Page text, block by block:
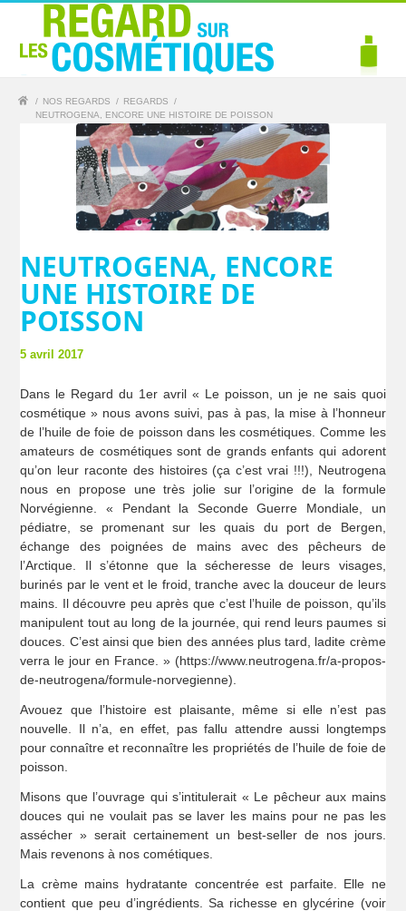
/ NOS REGARDS / REGARDS
/
NEUTROGENA, ENCORE UNE HISTOIRE DE POISSON
NEUTROGENA, ENCORE
UNE HISTOIRE DE
POISSON
5 avril 2017
Dans le Regard du 1er avril « Le poisson, un je ne sais quoi
cosmétique » nous avons suivi, pas à pas, la mise à l’honneur
de l’huile de foie de poisson dans les cosmétiques. Comme les
amateurs de cosmétiques sont de grands enfants qui adorent
qu’on leur raconte des histoires (ça c’est vrai !!!), Neutrogena
nous en propose une très jolie sur l’origine de la formule
Norvégienne. « Pendant la Seconde Guerre Mondiale, un
pédiatre, se promenant sur les quais du port de Bergen,
échange des poignées de mains avec des pêcheurs de
l’Arctique. Il s’étonne que la sécheresse de leurs visages,
burinés par le vent et le froid, tranche avec la douceur de leurs
mains. Il découvre peu après que c’est l’huile de poisson, qu’ils
manipulent tout au long de la journée, qui rend leurs paumes si
douces. C’est ainsi que bien des années plus tard, ladite crème
verra le jour en France. » (https://www.neutrogena.fr/a-propos-
de-neutrogena/formule-norvegienne).
Avouez que l’histoire est plaisante, même si elle n’est pas
nouvelle. Il n’a, en effet, pas fallu attendre aussi longtemps
pour connaître et reconnaître les propriétés de l’huile de foie de
poisson.
Misons que l’ouvrage qui s’intitulerait « Le pêcheur aux mains
douces qui ne voulait pas se laver les mains pour ne pas les
assécher » serait certainement un best-seller de nos jours.
Mais revenons à nos cométiques.
La crème mains hydratante concentrée est parfaite. Elle ne
contient que peu d’ingrédients. Sa richesse en glycérine (voir